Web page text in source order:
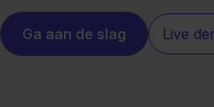
Ga aan de slag Live